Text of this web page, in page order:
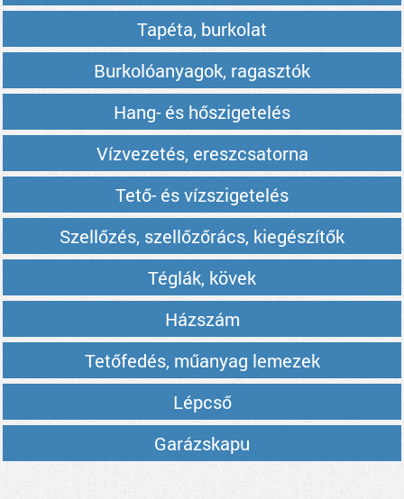
Tapéta, burkolat
Burkolóanyagok, ragasztók
Hang- és hőszigetelés
Vízvezetés, ereszcsatorna
Tető- és vízszigetelés
Szellőzés, szellőzőrács, kiegészítők
Téglák, kövek
Házszám
Tetőfedés, műanyag lemezek
Lépcső
Garázskapu